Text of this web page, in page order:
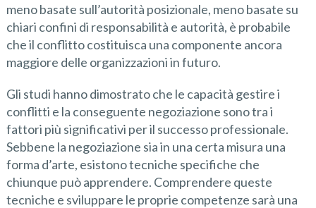
meno basate sull’autorità posizionale, meno basate su
chiari confini di responsabilità e autorità, è probabile
che il conflitto costituisca una componente ancora
maggiore delle organizzazioni in futuro.
Gli studi hanno dimostrato che le capacità gestire i
conflitti e la conseguente negoziazione sono tra i
fattori più significativi per il successo professionale.
Sebbene la negoziazione sia in una certa misura una
forma d’arte, esistono tecniche specifiche che
chiunque può apprendere. Comprendere queste
tecniche e sviluppare le proprie competenze sarà una